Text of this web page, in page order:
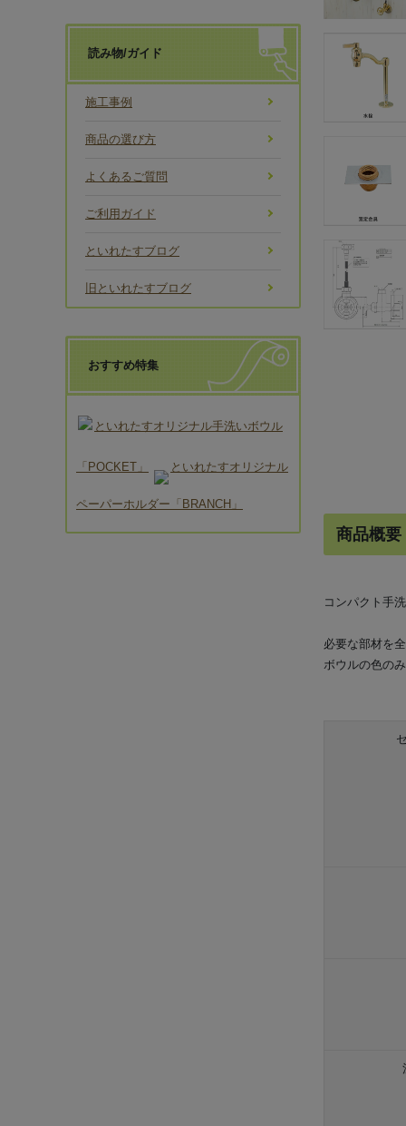
商品概要
コンパクト手
必要な部材を
ボウルの色の
読み物/ガイド
施工事例
商品の選び方
よくあるご質問
ご利用ガイド
といれたすブログ
旧といれたすブログ
おすすめ特集
といれたすオリジナル手洗いボウル
「POCKET」 といれたすオリジナル
ペーパーホルダー「BRANCH」